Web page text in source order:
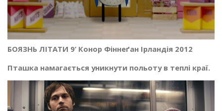
БОЯЗНЬ ЛІТАТИ 9’ Конор Фіннеґан Ірландія 2012
Пташка намагається уникнути польоту в теплі краї.